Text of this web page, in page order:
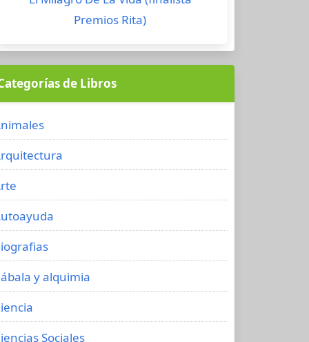
Premios Rita)
de Libros
y alquimia
Sociales